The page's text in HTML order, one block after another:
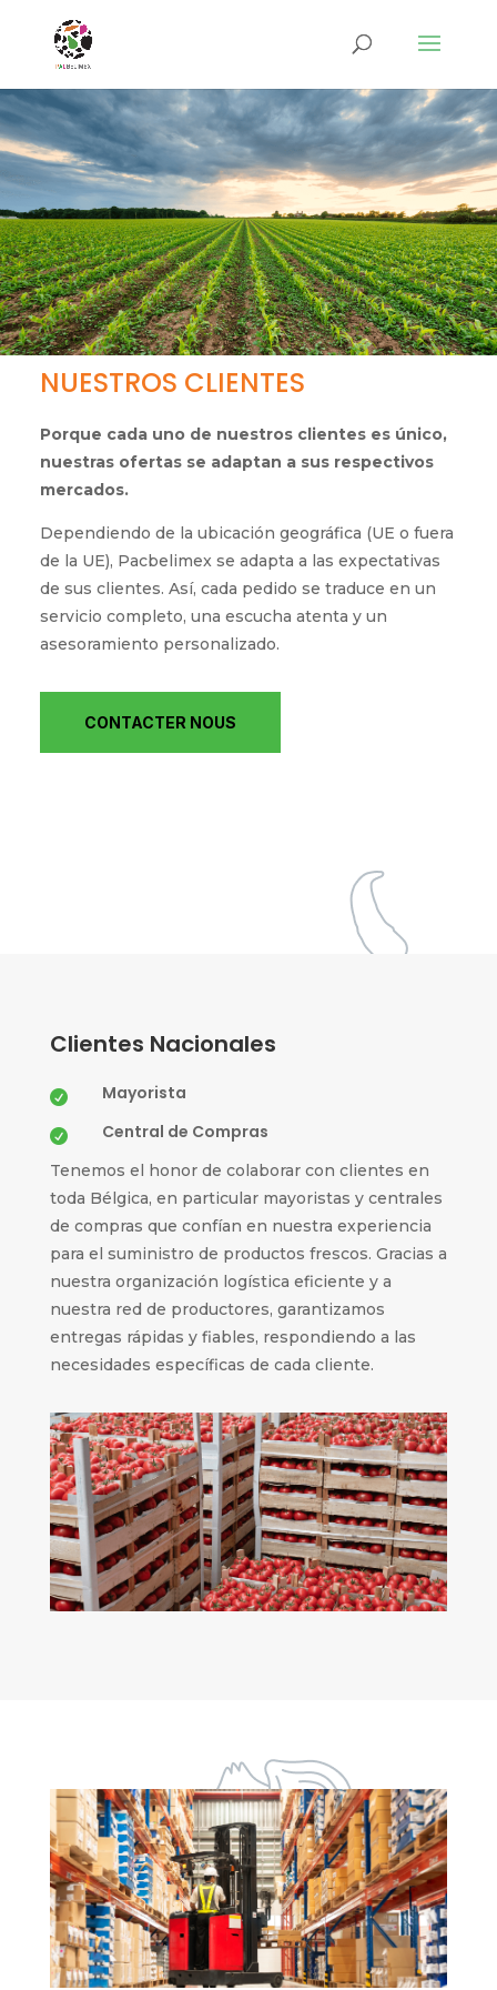
NUESTROS CLIENTES
Porque cada uno de nuestros clientes es único,
nuestras ofertas se adaptan a sus respectivos
mercados.
Dependiendo de la ubicación geográfica (UE o fuera
de la UE), Pacbelimex se adapta a las expectativas
de sus clientes. Así, cada pedido se traduce en un
servicio completo, una escucha atenta y un
asesoramiento personalizado.
CONTACTER NOUS
Clientes Nacionales
 Mayorista
 Central de Compras
Tenemos el honor de colaborar con clientes en
toda Bélgica, en particular mayoristas y centrales
de compras que confían en nuestra experiencia
para el suministro de productos frescos. Gracias a
nuestra organización logística eficiente y a
nuestra red de productores, garantizamos
entregas rápidas y fiables, respondiendo a las
necesidades específicas de cada cliente.